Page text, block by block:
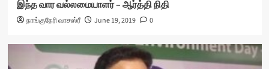
இந்த வார வல்லமையாளர் – ஆர்த்தி நிதி
நாங்குநேரி வாசஸ்ரீ June 19, 2019 0